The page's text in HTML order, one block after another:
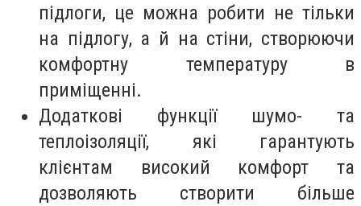
підлоги, це можна робити не тільки
на підлогу, а й на стіни, створюючи
комфортну температуру в
приміщенні.
Додаткові функції шумо- та
теплоізоляції, які гарантують
клієнтам високий комфорт та
дозволяють створити більше